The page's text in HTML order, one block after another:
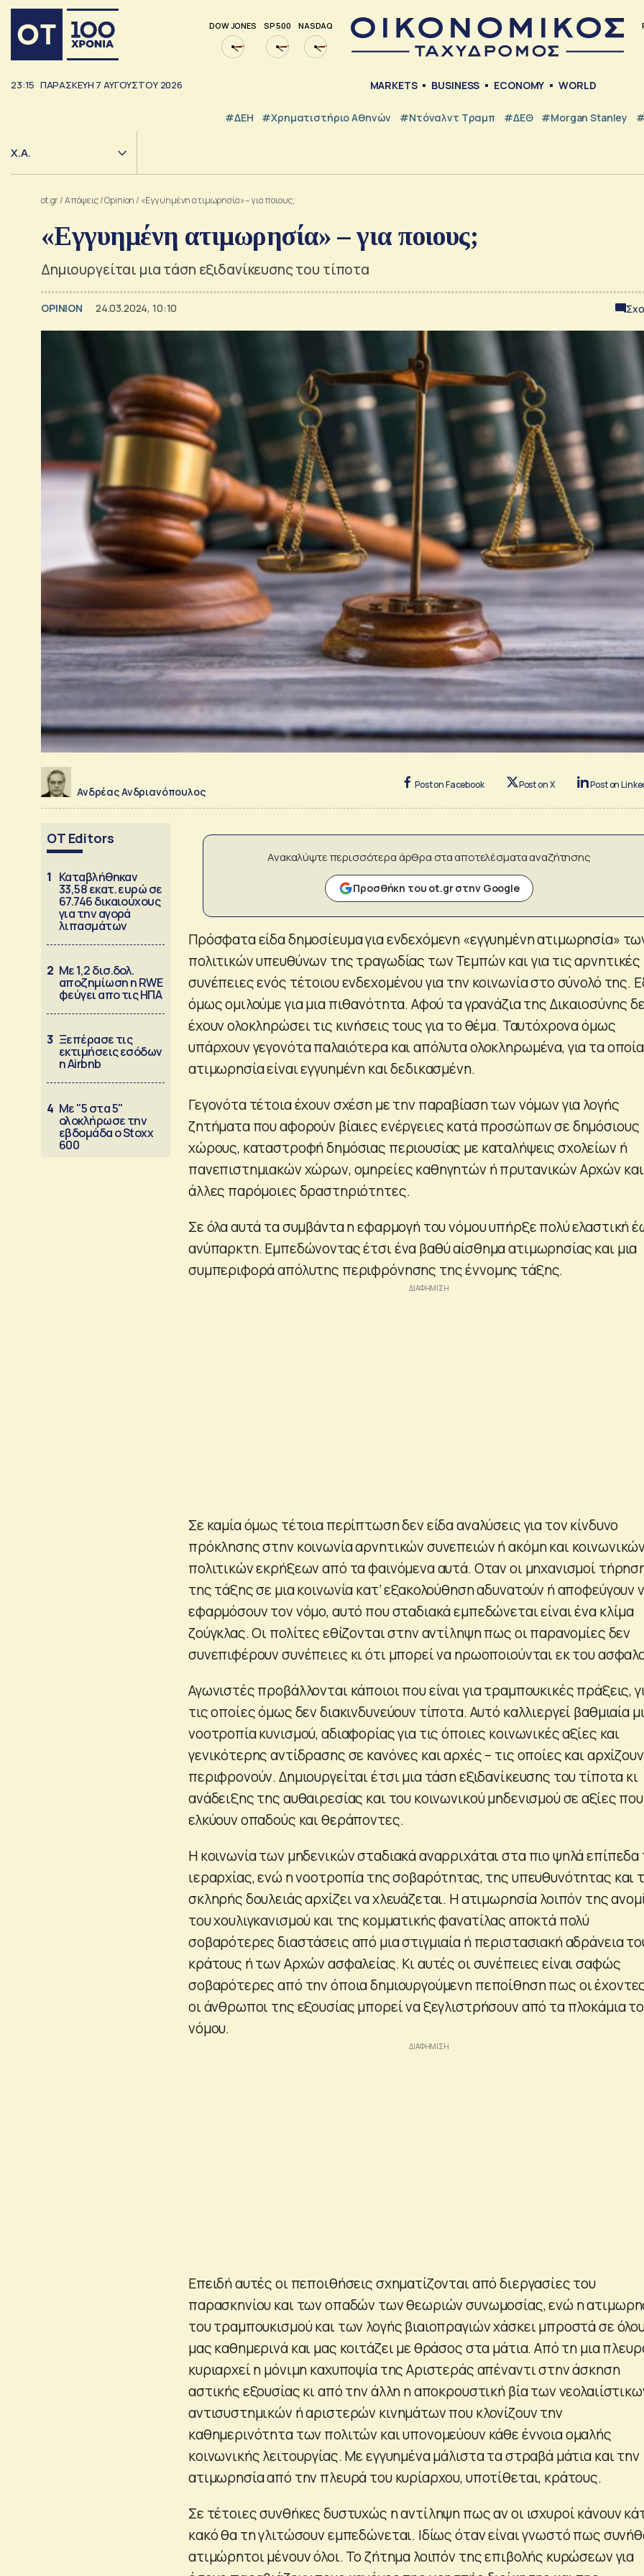
DOW JONES SP 500 NASDAQ
23:15 ΠΑΡΑΣΚΕΥΉ 7 ΑΥΓΟΎΣΤΟΥ 2026 MARKETS BUSINESS ECONOMY WORLD
#ΔΕΗ #Χρηματιστήριο Αθηνών #Ντόναλντ Τραμπ #ΔΕΘ #Morgan Stanley
Χ.Α.
ot.gr/Απόψεις/Opinion / «Εγγυημένη ατιμωρησία» – για ποιους;
«Εγγυημένη ατιμωρησία» – για ποιους;
Δημιουργείται μια τάση εξιδανίκευσης του τίποτα
OPINION 24.03.2024, 10:10
Ανδρέας Ανδριανόπουλος
Post on Facebook Post on X Post on
OT Editors
1 Καταβλήθηκαν
33,58 εκατ. ευρώ σε
67.746 δικαιούχους
για την αγορά
λιπασμάτων
2 Με 1,2 δισ.δολ.
αποζημίωση η RWE
φεύγει απο τις ΗΠΑ
3 Ξεπέρασε τις
εκτιμήσεις εσόδων
η Airbnb
4 Με "5 στα 5"
ολοκλήρωσε την
εβδομάδα ο Stoxx
600
Ανακαλύψτε περισσότερα άρθρα στα αποτελέσματα αναζήτησης
Προσθήκη του ot.gr στην Google
Πρόσφατα είδα δημοσίευμα για ενδεχόμενη «εγγυημένη ατιμωρησία»
πολιτικών υπευθύνων της τραγωδίας των Τεμπών και για τις αρνητικές
συνέπειες ενός τέτοιου ενδεχομένου για την κοινωνία στο σύνολό της.
όμως ομιλούμε για μια πιθανότητα. Αφού τα γρανάζια της Δικαιοσύνης
έχουν ολοκληρώσει τις κινήσεις τους για το θέμα. Ταυτόχρονα όμως
υπάρχουν γεγονότα παλαιότερα και απόλυτα ολοκληρωμένα, για τα
ατιμωρησία είναι εγγυημένη και δεδικασμένη.
Γεγονότα τέτοια έχουν σχέση με την παραβίαση των νόμων για λογής
ζητήματα που αφορούν βίαιες ενέργειες κατά προσώπων σε δημόσιους
χώρους, καταστροφή δημόσιας περιουσίας με καταλήψεις σχολείων ή
πανεπιστημιακών χώρων, ομηρείες καθηγητών ή πρυτανικών Αρχών και
άλλες παρόμοιες δραστηριότητες.
Σε όλα αυτά τα συμβάντα η εφαρμογή του νόμου υπήρξε πολύ ελαστική
ανύπαρκτη. Εμπεδώνοντας έτσι ένα βαθύ αίσθημα ατιμωρησίας και μια
συμπεριφορά απόλυτης περιφρόνησης της έννομης τάξης.
Σε καμία όμως τέτοια περίπτωση δεν είδα αναλύσεις για τον κίνδυνο
πρόκλησης στην κοινωνία αρνητικών συνεπειών ή ακόμη και
πολιτικών εκρήξεων από τα φαινόμενα αυτά. Οταν οι μηχανισμοί
της τάξης σε μια κοινωνία κατ’ εξακολούθηση αδυνατούν ή αποφεύγουν
εφαρμόσουν τον νόμο, αυτό που σταδιακά εμπεδώνεται είναι ένα κλίμα
ζούγκλας. Οι πολίτες εθίζονται στην αντίληψη πως οι παρανομίες δεν
συνεπιφέρουν συνέπειες κι ότι μπορεί να ηρωοποιούνται εκ του
Αγωνιστές προβάλλονται κάποιοι που είναι για τραμπουκικές πράξεις,
τις οποίες όμως δεν διακινδυνεύουν τίποτα. Αυτό καλλιεργεί βαθμιαία
νοοτροπία κυνισμού, αδιαφορίας για τις όποιες κοινωνικές αξίες και
γενικότερης αντίδρασης σε κανόνες και αρχές – τις οποίες και
περιφρονούν. Δημιουργείται έτσι μια τάση εξιδανίκευσης του τίποτα κι
ανάδειξης της αυθαιρεσίας και του κοινωνικού μηδενισμού σε αξίες που
ελκύουν οπαδούς και θεράποντες.
Η κοινωνία των μηδενικών σταδιακά αναρριχάται στα πιο ψηλά επίπεδα
ιεραρχίας, ενώ η νοοτροπία της σοβαρότητας, της υπευθυνότητας και
σκληρής δουλειάς αρχίζει να χλευάζεται. Η ατιμωρησία λοιπόν της
του χουλιγκανισμού και της κομματικής φανατίλας αποκτά πολύ
σοβαρότερες διαστάσεις από μια στιγμιαία ή περιστασιακή αδράνεια
κράτους ή των Αρχών ασφαλείας. Κι αυτές οι συνέπειες είναι σαφώς
σοβαρότερες από την όποια δημιουργούμενη πεποίθηση πως οι
οι άνθρωποι της εξουσίας μπορεί να ξεγλιστρήσουν από τα πλοκάμια
νόμου.
Επειδή αυτές οι πεποιθήσεις σχηματίζονται από διεργασίες του
παρασκηνίου και των οπαδών των θεωριών συνωμοσίας, ενώ η
του τραμπουκισμού και των λογής βιαιοπραγιών χάσκει μπροστά σε
μας καθημερινά και μας κοιτάζει με θράσος στα μάτια. Από τη μια
κυριαρχεί η μόνιμη καχυποψία της Αριστεράς απέναντι στην άσκηση
αστικής εξουσίας κι από την άλλη η αποκρουστική βία των
αντισυστημικών ή αριστερών κινημάτων που κλονίζουν την
καθημερινότητα των πολιτών και υπονομεύουν κάθε έννοια ομαλής
κοινωνικής λειτουργίας. Με εγγυημένα μάλιστα τα στραβά μάτια και την
ατιμωρησία από την πλευρά του κυρίαρχου, υποτίθεται, κράτους.
Σε τέτοιες συνθήκες δυστυχώς η αντίληψη πως αν οι ισχυροί κάνουν
κακό θα τη γλιτώσουν εμπεδώνεται. Ιδίως όταν είναι γνωστό πως
ατιμώρητοι μένουν όλοι. Το ζήτημα λοιπόν της επιβολής κυρώσεων για